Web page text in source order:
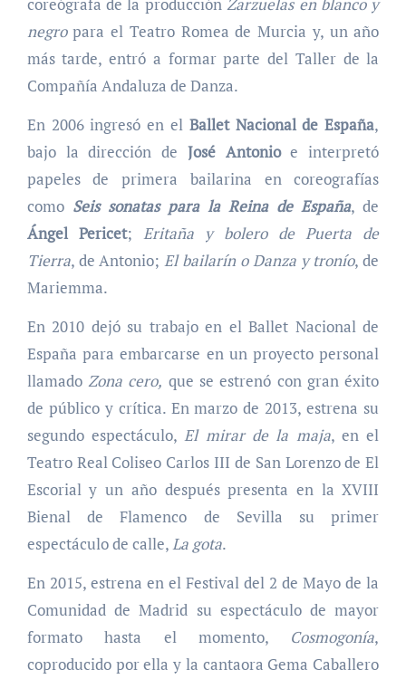
negropara el Teatro Romea de Murcia y, un año
más tarde, entró a formar parte del Taller de la
Compañía Andaluza de Danza.
En 2006 ingresó en el Ballet Nacional de España,
bajo la dirección de José Antonioe interpretó
papeles de primera bailarina en coreografías
como Seis sonatas para la Reina de España, de
Ángel Pericet; Eritaña y bolero de Puerta de
Tierra, de Antonio; El bailarín o Danza y tronío, de
Mariemma.
En 2010 dejó su trabajo en el Ballet Nacional de
España para embarcarse en un proyecto personal
llamado Zona cero, que se estrenó con gran éxito
de público y crítica. En marzo de 2013, estrena su
segundo espectáculo, El mirar de la maja, en el
Teatro Real Coliseo Carlos III de San Lorenzo de El
Escorial y un año después presenta en la XVIII
Bienal de Flamenco de Sevilla su primer
espectáculo de calle, La gota.
En 2015, estrena en el Festival del 2 de Mayo de la
Comunidad de Madrid su espectáculo de mayor
formato hasta el momento, Cosmogonía,
coproducido por ella y la cantaora Gema Caballero